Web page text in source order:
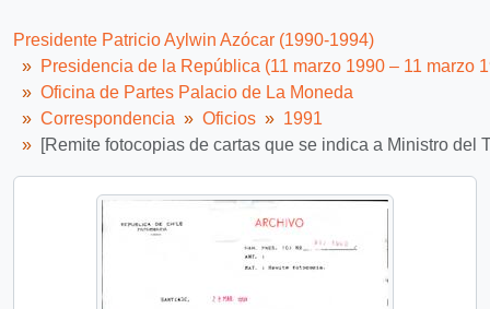
Presidente Patricio Aylwin Azócar (1990-1994)
Presidencia de la República (11 marzo 1990 – 11 marzo
Oficina de Partes Palacio de La Moneda
Correspondencia
Oficios
1991
[Remite fotocopias de cartas que se indica a Ministro del